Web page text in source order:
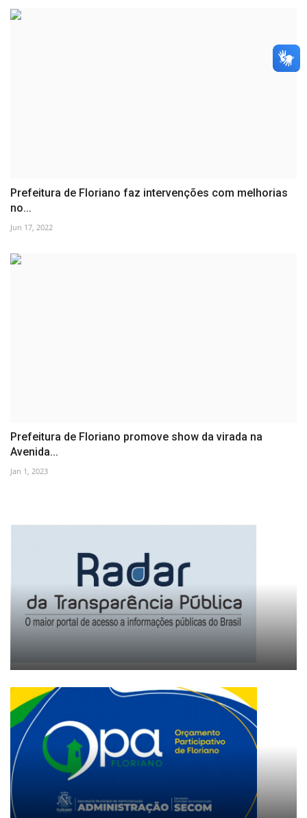
Prefeitura de Floriano faz intervenções com melhorias
no...
Jun 17, 2022
Prefeitura de Floriano promove show da virada na
Avenida...
Jan 1, 2023